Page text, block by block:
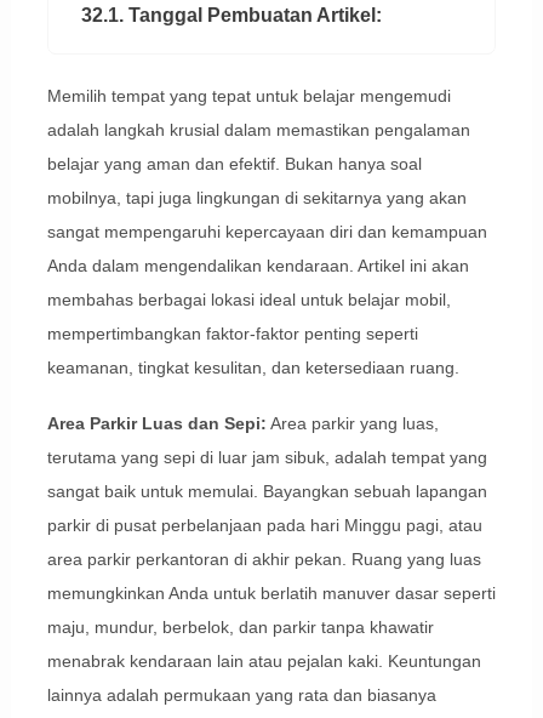
32.1. Tanggal Pembuatan Artikel:
Memilih tempat yang tepat untuk belajar mengemudi
adalah langkah krusial dalam memastikan pengalaman
belajar yang aman dan efektif. Bukan hanya soal
mobilnya, tapi juga lingkungan di sekitarnya yang akan
sangat mempengaruhi kepercayaan diri dan kemampuan
Anda dalam mengendalikan kendaraan. Artikel ini akan
membahas berbagai lokasi ideal untuk belajar mobil,
mempertimbangkan faktor-faktor penting seperti
keamanan, tingkat kesulitan, dan ketersediaan ruang.
Area Parkir Luas dan Sepi: Area parkir yang luas,
terutama yang sepi di luar jam sibuk, adalah tempat yang
sangat baik untuk memulai. Bayangkan sebuah lapangan
parkir di pusat perbelanjaan pada hari Minggu pagi, atau
area parkir perkantoran di akhir pekan. Ruang yang luas
memungkinkan Anda untuk berlatih manuver dasar seperti
maju, mundur, berbelok, dan parkir tanpa khawatir
menabrak kendaraan lain atau pejalan kaki. Keuntungan
lainnya adalah permukaan yang rata dan biasanya